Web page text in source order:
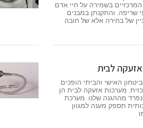
בשמירה על חיי אדם
שריפה, והתקנתן במבנים
של בחירה אלא של חובה
לבית
האישי והביתי הופכים
מערכות אזעקה לבית הן
מההגנה שלנו. מערכת
תספק מענה למגוון